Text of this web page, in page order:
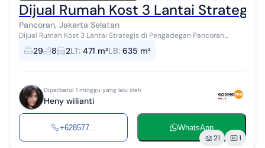
Dijual Rumah Kost 3 Lantai
Pancoran, Jakarta Selatan
Dijual Rumah Kost 3 Lantai Strategis di Pengadegan Pancoran
Jakarta Selatan L.Tanah 471 m2 L.Bangunan 635 m2. 3 lantai
Spesifikasi Kost : K.T...
29 8 2LT: 471 m²LB: 635 m²
Diperbarui 1 minggu yang lalu oleh
Heny wilianti
+628577... WhatsApp
21 1